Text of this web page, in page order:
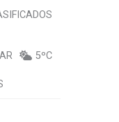
5ºC